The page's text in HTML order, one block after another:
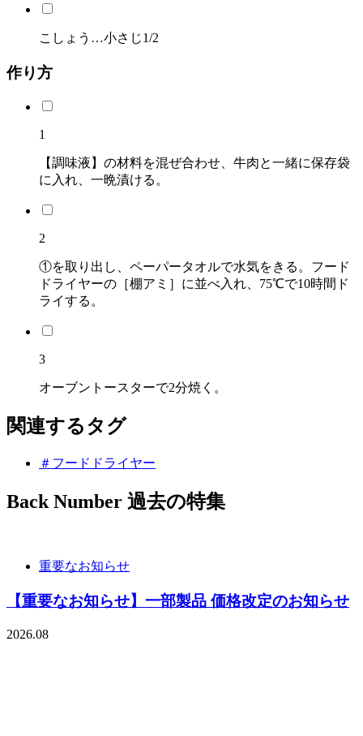
こしょう…小さじ1/2
作り方
1
【調味液】の材料を混ぜ合わせ、牛肉と一緒に保存袋
に入れ、一晩漬ける。
2
①を取り出し、ペーパータオルで水気をきる。フード
ドライヤーの［棚アミ］に並べ入れ、75℃で10時間ド
ライする。
3
オーブントースターで2分焼く。
関連するタグ
＃フードドライヤー
Back Number 過去の特集
重要なお知らせ
【重要なお知らせ】一部製品 価格改定のお知らせ
2026.08